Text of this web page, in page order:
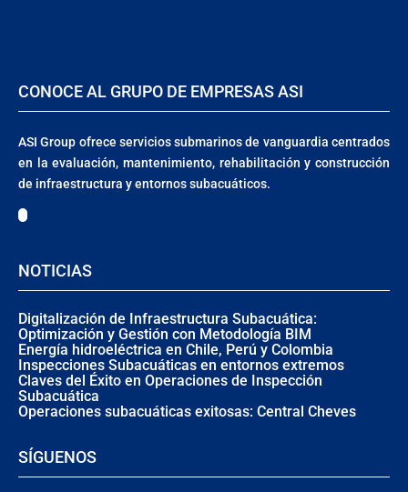
CONOCE AL GRUPO DE EMPRESAS ASI
ASI Group ofrece servicios submarinos de vanguardia centrados
en la evaluación, mantenimiento, rehabilitación y construcción
de infraestructura y entornos subacuáticos.
NOTICIAS
Digitalización de Infraestructura Subacuática:
Optimización y Gestión con Metodología BIM
Energía hidroeléctrica en Chile, P͏erú y Colombia
Inspecciones Subacuáticas en entornos extremos
Claves del Éxito en Operaciones de Inspección
Subacuática
Operaciones subacuáticas exitosas: Central Cheves
SÍGUENOS